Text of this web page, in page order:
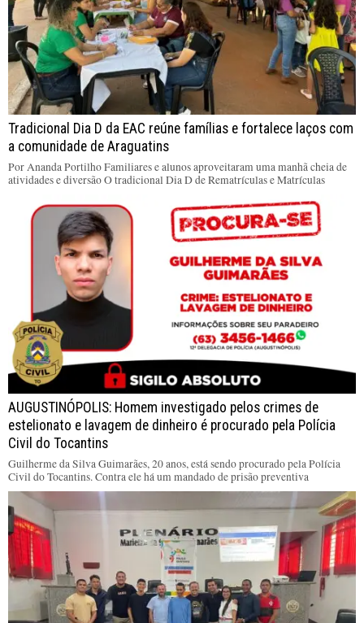
Tradicional Dia D da EAC reúne famílias e fortalece laços com
a comunidade de Araguatins
Por Ananda Portilho Familiares e alunos aproveitaram uma manhã cheia de
atividades e diversão O tradicional Dia D de Rematrículas e Matrículas
AUGUSTINÓPOLIS: Homem investigado pelos crimes de
estelionato e lavagem de dinheiro é procurado pela Polícia
Civil do Tocantins
Guilherme da Silva Guimarães, 20 anos, está sendo procurado pela Polícia
Civil do Tocantins. Contra ele há um mandado de prisão preventiva